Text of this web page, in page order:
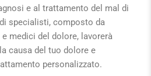
e al trattamento del mal di
specialisti, composto da
medici del dolore, lavorerà
causa del tuo dolore e
personalizzato.